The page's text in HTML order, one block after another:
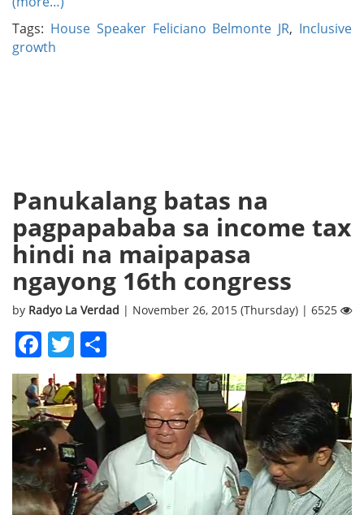
Tags: House Speaker Feliciano Belmonte JR, Inclusive
growth
Panukalang batas na
pagpapababa sa income tax
hindi na maipapasa
ngayong 16th congress
by Radyo La Verdad | November 26, 2015 (Thursday) | 6525
Facebook
Twitter